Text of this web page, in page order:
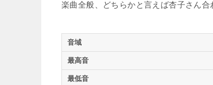
楽曲全般、どちらかと言えば杏子さん合
音域
最高音
最低音